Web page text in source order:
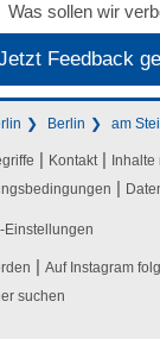
Was sollen wir
Feedback
Berlin am
| Kontakt | Inhalte
|
Einstellungen
| Auf Instagram
suchen